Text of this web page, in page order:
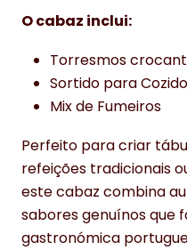
O cabaz inclui:
Torresmos
Sortido para Cozido
Mix de Fumeiros
Perfeito para criar
refeições tradicionais
este cabaz combina
sabores genuínos que
gastronómica